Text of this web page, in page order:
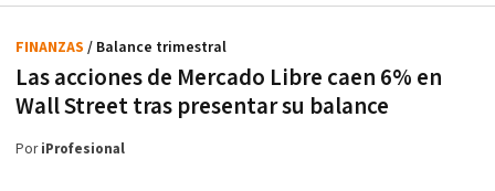
Las acciones de Mercado Libre caen 6% en
Wall Street tras presentar su balance
FINANZAS / Balance trimestral
PoriProfesional